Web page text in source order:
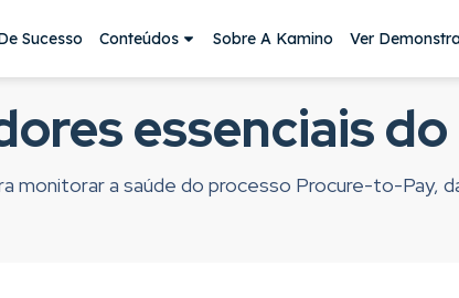
Sucesso Conteúdos Sobre A Kamino Ver
essenciais do
monitorar a saúde do processo Procure-to-Pay,